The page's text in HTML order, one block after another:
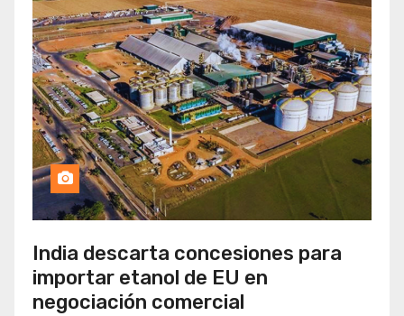
India descarta concesiones para
importar etanol de EU en
negociación comercial